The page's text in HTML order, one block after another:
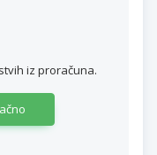
iz proračuna.